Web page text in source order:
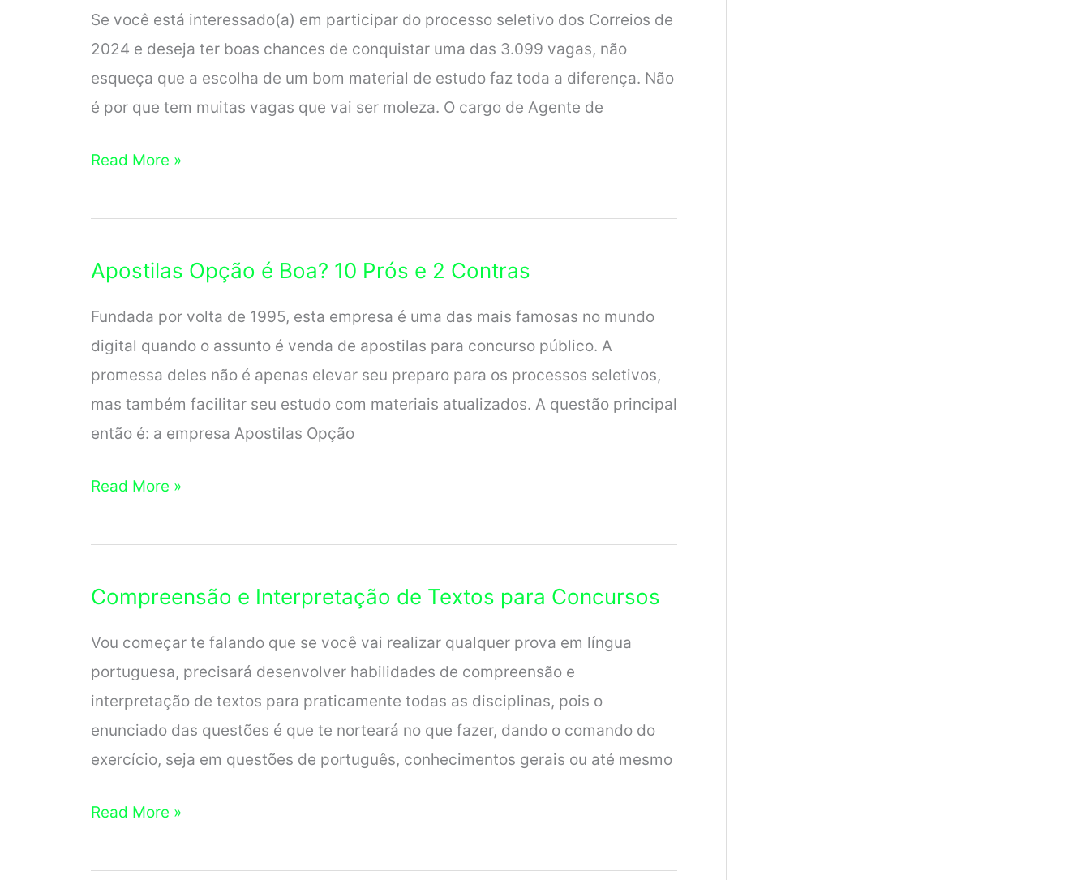
6
Benefícios
Se você está interessado(a) em participar do processo seletivo dos Correios de
2024 e deseja ter boas chances de conquistar uma das 3.099 vagas, não
esqueça que a escolha de um bom material de estudo faz toda a diferença. Não
é por que tem muitas vagas que vai ser moleza. O cargo de Agente de
Apostila
para
de
Read More »
Apostilas Opção é Boa? 10 Prós e 2 Contras
Fundada por volta de 1995, esta empresa é uma das mais famosas no mundo
digital quando o assunto é venda de apostilas para concurso público. A
promessa deles não é apenas elevar seu preparo para os processos seletivos,
mas também facilitar seu estudo com materiais atualizados. A questão principal
então é: a empresa Apostilas Opção
Apostilas
é
10
Read More »
Compreensão e Interpretação de Textos para Concursos
Vou começar te falando que se você vai realizar qualquer prova em língua
portuguesa, precisará desenvolver habilidades de compreensão e
interpretação de textos para praticamente todas as disciplinas, pois o
enunciado das questões é que te norteará no que fazer, dando o comando do
exercício, seja em questões de português, conhecimentos gerais ou até mesmo
Compreensão
Interpretação
Read More »